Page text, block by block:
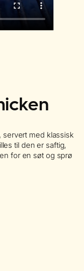
servert med klassisk
til den er saftig,
for en søt og sprø